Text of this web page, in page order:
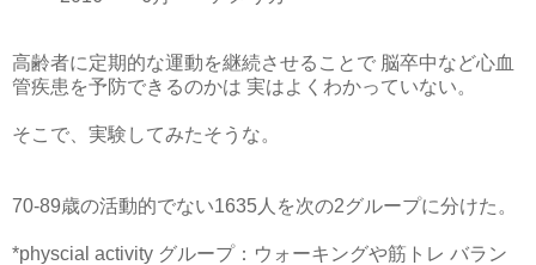
高齢者に定期的な運動を継続させることで 脳卒中など心血
管疾患を予防できるのかは 実はよくわかっていない。
そこで、実験してみたそうな。
70-89歳の活動的でない1635人を次の2グループに分けた。
*physcial activity グループ：ウォーキングや筋トレ バラン